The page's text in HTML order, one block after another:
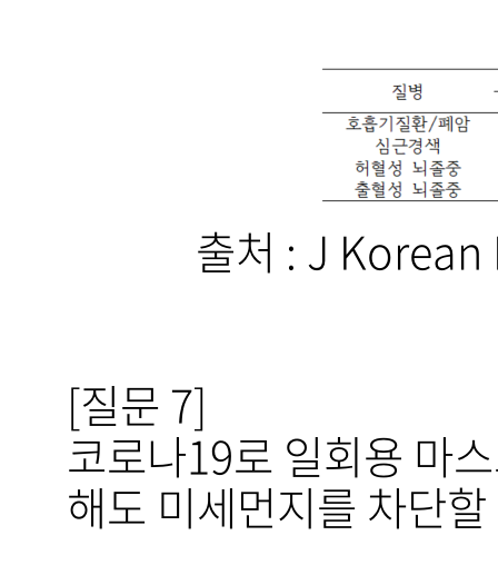
출처 : J
[질문 7]
코로나19로 일회용 마
해도 미세먼지를 차단